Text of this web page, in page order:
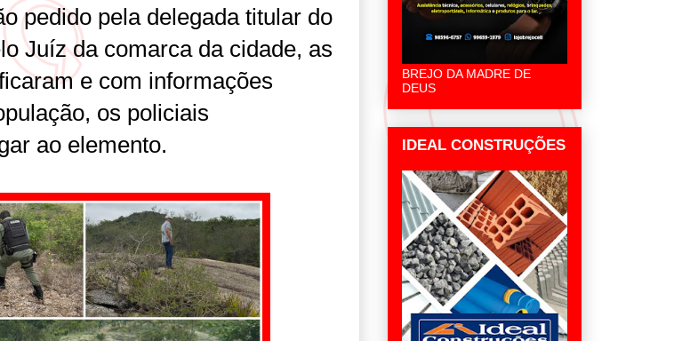
pedido pela delegada titular do
Juíz da comarca da cidade, as
e com informações
os policiais
ao elemento.
BREJO DA MADRE DE
DEUS
IDEAL CONSTRUÇÕES